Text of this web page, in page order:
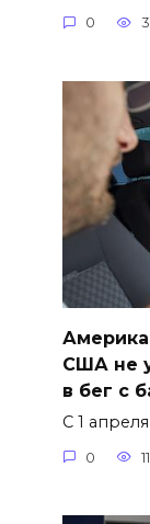
0
США не
в бег с
С 1
0